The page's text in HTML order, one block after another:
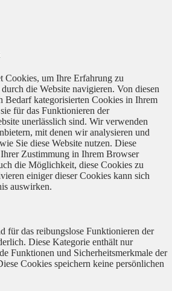
Cookies, um Ihre Erfahrung zu
die Website navigieren. Von diesen
Bedarf kategorisierten Cookies in Ihrem
für das Funktionieren der
unerlässlich sind. Wir verwenden
mit denen wir analysieren und
Sie diese Website nutzen. Diese
Zustimmung in Ihrem Browser
die Möglichkeit, diese Cookies zu
einiger dieser Cookies kann sich
auswirken.
für das reibungslose Funktionieren der
Diese Kategorie enthält nur
Funktionen und Sicherheitsmerkmale der
Cookies speichern keine persönlichen